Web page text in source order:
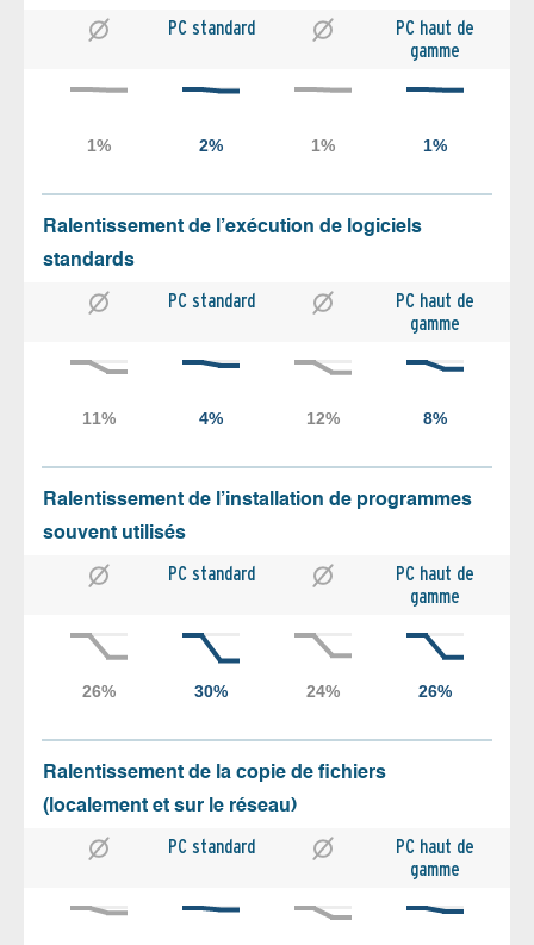
PC standard
PC haut de
gamme
Ralentissement de l’exécution de logiciels
standards
PC standard
PC haut de
gamme
Ralentissement de l’installation de programmes
souvent utilisés
PC standard
PC haut de
gamme
Ralentissement de la copie de fichiers
(localement et sur le réseau)
PC standard
PC haut de
gamme